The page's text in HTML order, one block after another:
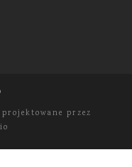
projektowane przez